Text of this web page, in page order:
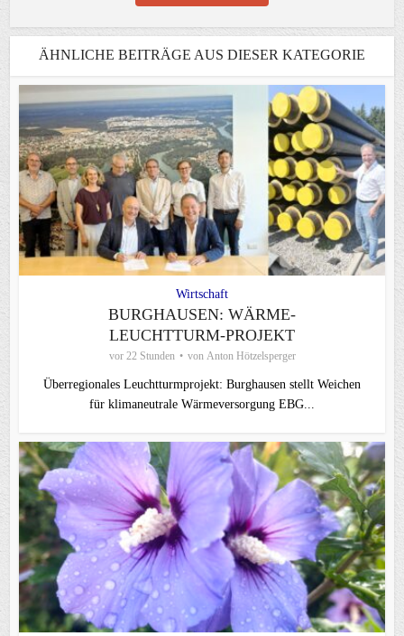
ÄHNLICHE BEITRÄGE AUS DIESER KATEGORIE
Wirtschaft
BURGHAUSEN: WÄRME-
LEUCHTTURM-PROJEKT
vor 22 Stunden von Anton Hötzelsperger
Überregionales Leuchtturmprojekt: Burghausen stellt Weichen
für klimaneutrale Wärmeversorgung EBG...